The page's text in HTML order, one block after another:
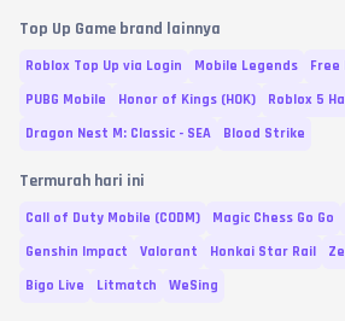
Top Up Game brand lainnya
Roblox Top Up via Login Mobile Legends Free
PUBG Mobile
Honor of Kings (HOK) Roblox 5
Dragon Nest M: Classic - SEA
Blood Strike
Termurah hari ini
Call of Duty Mobile (CODM) Magic Chess Go Go
Genshin Impact
Valorant Honkai Star Rail
Bigo Live
Litmatch WeSing